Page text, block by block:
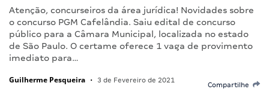
Atenção, concurseiros da área jurídica! Novidades sobre
o concurso PGM Cafelândia. Saiu edital de concurso
público para a Câmara Municipal, localizada no estado
de São Paulo. O certame oferece 1 vaga de provimento
imediato para…
Guilherme Pesqueira • 3 de Fevereiro de 2021
Compartilhe